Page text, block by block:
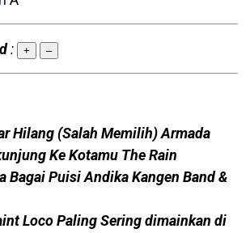
: + –
Hilang (Salah Memilih) Armada
Ke Kotamu The Rain
Bagai Puisi Andika Kangen Band &
Loco Paling Sering dimainkan di